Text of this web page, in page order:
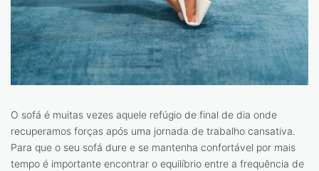
O sofá é muitas vezes aquele refúgio de final de dia onde
recuperamos forças após uma jornada de trabalho cansativa.
Para que o seu sofá dure e se mantenha confortável por mais
tempo é importante encontrar o equilíbrio entre a frequência de